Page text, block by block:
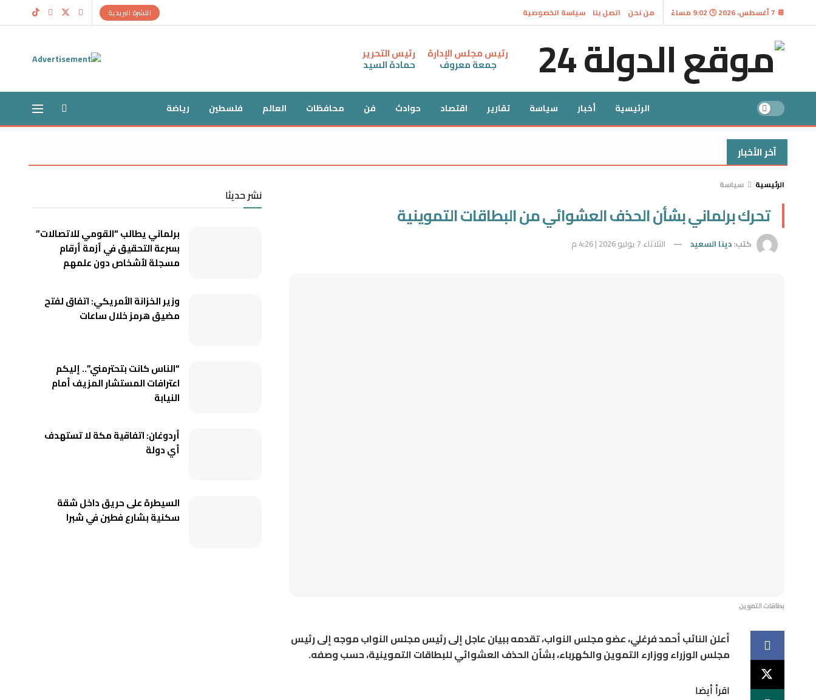
📆 7 أغسطس، 2026 🕓 9:02 مساءً من نحن اتصل بنا سياسة الخصوصية النشرة البريدية
رئيس مجلس الإدارة
جمعة معروف
رئيس التحرير
حمادة السيد
الرئيسية أخبار سياسة تقارير اقتصاد حوادث فن محافظات العالم فلسطين رياضة
آخر الأخبار
الرئيسية سياسة
تحرك برلماني بشأن الحذف العشوائي من البطاقات التموينية
كتب:دينا السعيد الثلاثاء 7 يوليو 2026 | 4:26 م
بطاقات التموين
أعلن النائب أحمد فرغلي، عضو مجلس النواب، تقدمه ببيان عاجل إلى رئيس مجلس النواب موجه إلى رئيس
مجلس الوزراء ووزارء التموين والكهرباء، بشأن الحذف العشوائي للبطاقات التموينية، حسب وصفه.
اقرأ أيضا
نشر حديثا
برلماني يطالب “القومي للاتصالات”
بسرعة التحقيق في أزمة أرقام
مسجلة لأشخاص دون علمهم
وزير الخزانة الأمريكي: اتفاق لفتح
مضيق هرمز خلال ساعات
“الناس كانت بتحترمني”.. إليكم
اعترافات المستشار المزيف أمام
النيابة
أردوغان: اتفاقية مكة لا تستهدف
أي دولة
السيطرة على حريق داخل شقة
سكنية بشارع فطين في شبرا